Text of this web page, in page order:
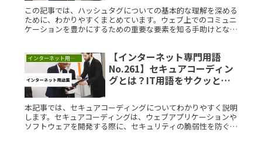
この記事では、ハッシュタグについての基本的な理解を深める
ために、わかりやすくまとめています。ウェブ上でのコミュニ
ケーションを豊かにするための重要な要素を知る手助けとなれ
インターネット用語集
【インターネット専門用語
No.261】セキュアコーディン
グとは？IT用語をサクッと解
本記事では、セキュアコーディングについてわかりやすく説明
します。セキュアコーディングは、ウェブアプリケーションや
ソフトウェアを開発する際に、セキュリティの脆弱性を防ぐた